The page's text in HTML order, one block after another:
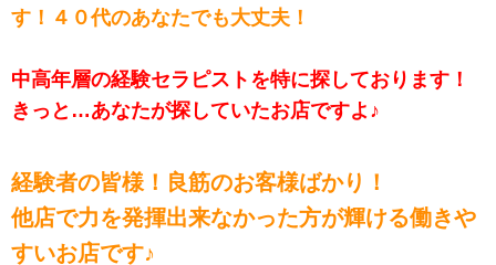
す！４０代のあなたでも大丈夫！
中高年層の経験セラピストを特に探しております！
きっと…あなたが探していたお店ですよ♪
経験者の皆様！良筋のお客様ばかり！
他店で力を発揮出来なかった方が輝ける働きや
すいお店です♪